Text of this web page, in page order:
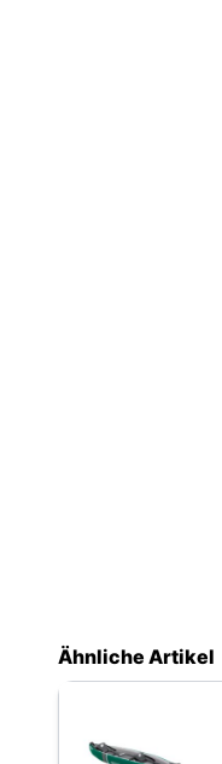
Ähnliche Artikel
Artikel anzeigen